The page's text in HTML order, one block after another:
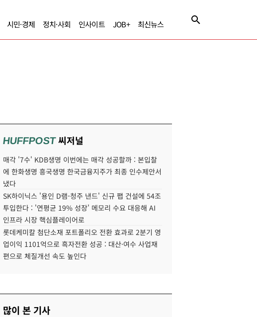
시민·경제 정치·사회 인사이트 JOB+ 최신뉴스
HUFFPOST씨저널
매각 '7수' KDB생명 이번에는 매각 성공할까 : 본입찰
에 한화생명 흥국생명 한국금융지주가 최종 인수제안서
냈다
SK하이닉스 '용인 D램-청주 낸드' 신규 팹 건설에 54조
투입한다 : '연평균 19% 성장' 메모리 수요 대응해 AI
인프라 시장 핵심플레이어로
롯데케미칼 첨단소재 포트폴리오 전환 효과로 2분기 영
업이익 1101억으로 흑자전환 성공 : 대산·여수 사업재
편으로 체질개선 속도 높인다
많이 본 기사